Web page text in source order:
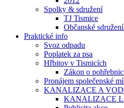
Spolky & sdružení
TJ Tismice
Občanské
Praktické info
Svoz odpadu
Poplatek za psa
Hřbitov v Tismicích
Zákon o
Pronájem společenské
KANALIZACE A
KANALIZACE